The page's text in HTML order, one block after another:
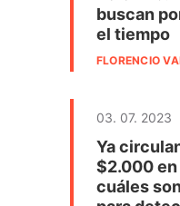
buscan
el tiempo
FLORENCIO
03. 07. 2023
Ya
$2.000 en
cuáles